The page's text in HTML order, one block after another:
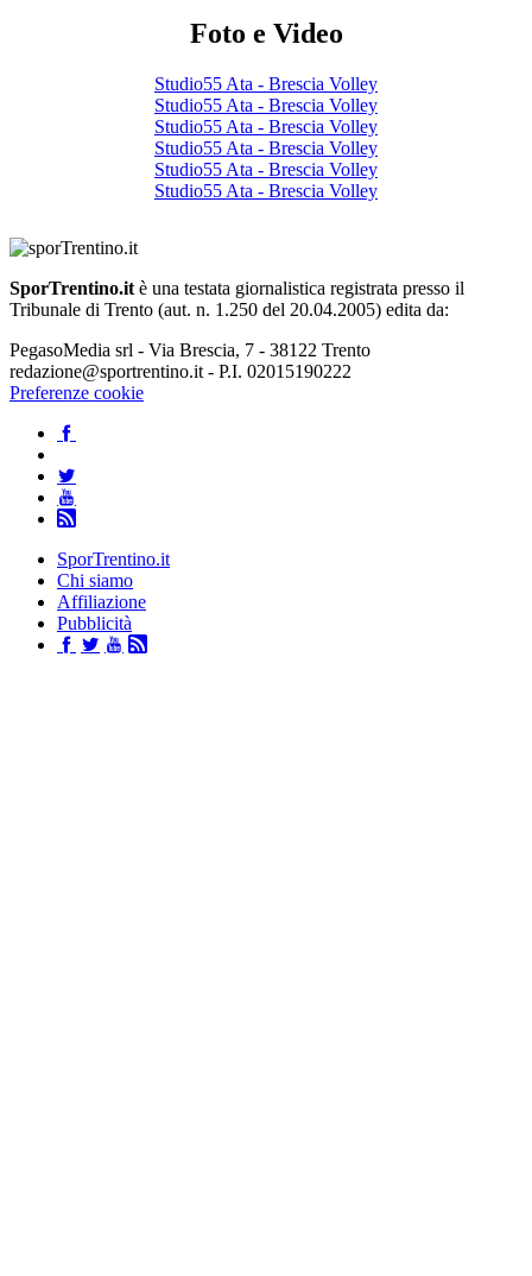
Foto e Video
Studio55 Ata - Brescia Volley
Studio55 Ata - Brescia Volley
Studio55 Ata - Brescia Volley
Studio55 Ata - Brescia Volley
Studio55 Ata - Brescia Volley
Studio55 Ata - Brescia Volley
SporTrentino.it è una testata giornalistica registrata presso il
Tribunale di Trento (aut. n. 1.250 del 20.04.2005) edita da:
PegasoMedia srl - Via Brescia, 7 - 38122 Trento
redazione@sportrentino.it - P.I. 02015190222
Preferenze cookie
SporTrentino.it
Chi siamo
Affiliazione
Pubblicità